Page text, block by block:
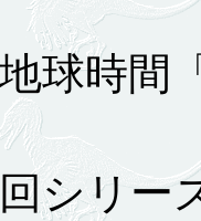
球時間
シリー